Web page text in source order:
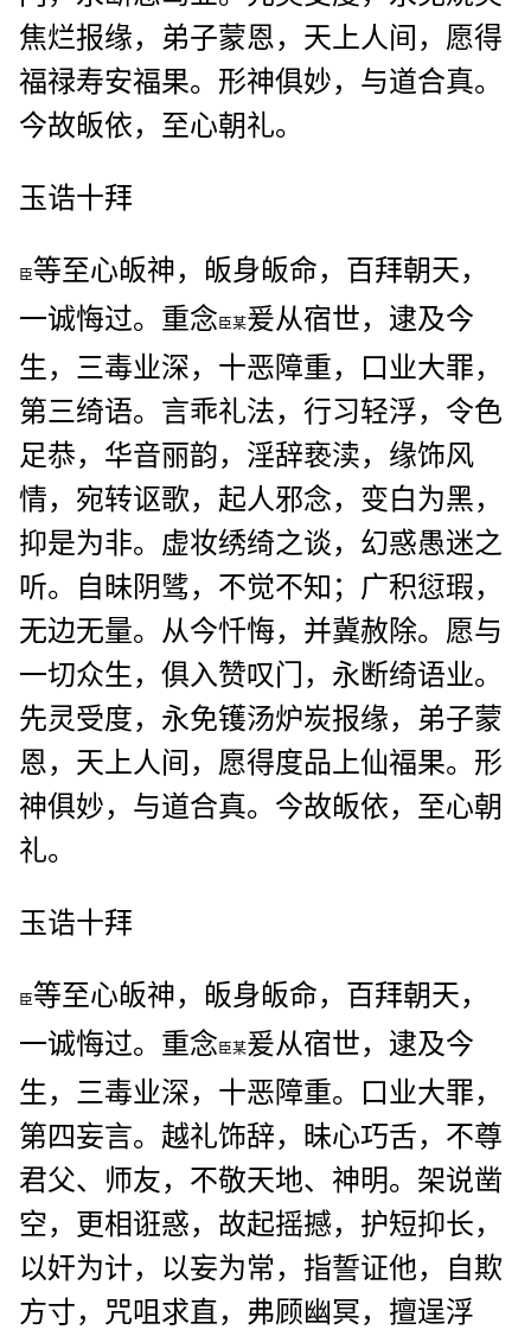
焦烂报缘，弟子蒙恩，天上人间，愿得
福禄寿安福果。形神俱妙，与道合真。
今故皈依，至心朝礼。
玉诰十拜
臣等至心皈神，皈身皈命，百拜朝天，
一诚悔过。重念 臣某爰从宿世，逮及今
生，三毒业深，十恶障重，口业大罪，
第三绮语。言乖礼法，行习轻浮，令色
足恭，华音丽韵，淫辞亵渎，缘饰风
情，宛转讴歌，起人邪念，变白为黑，
抑是为非。虚妆绣绮之谈，幻惑愚迷之
听。自昧阴骘，不觉不知；广积愆瑕，
无边无量。从今忏悔，并冀赦除。愿与
一切众生，俱入赞叹门，永断绮语业。
先灵受度，永免镬汤炉炭报缘，弟子蒙
恩，天上人间，愿得度品上仙福果。形
神俱妙，与道合真。今故皈依，至心朝
礼。
玉诰十拜
臣等至心皈神，皈身皈命，百拜朝天，
一诚悔过。重念 臣某爰从宿世，逮及今
生，三毒业深，十恶障重。口业大罪，
第四妄言。越礼饰辞，昧心巧舌，不尊
君父、师友，不敬天地、神明。架说凿
空，更相诳惑，故起摇撼，护短抑长，
以奸为计，以妄为常，指誓证他，自欺
方寸，咒咀求直，弗顾幽冥，擅逞浮